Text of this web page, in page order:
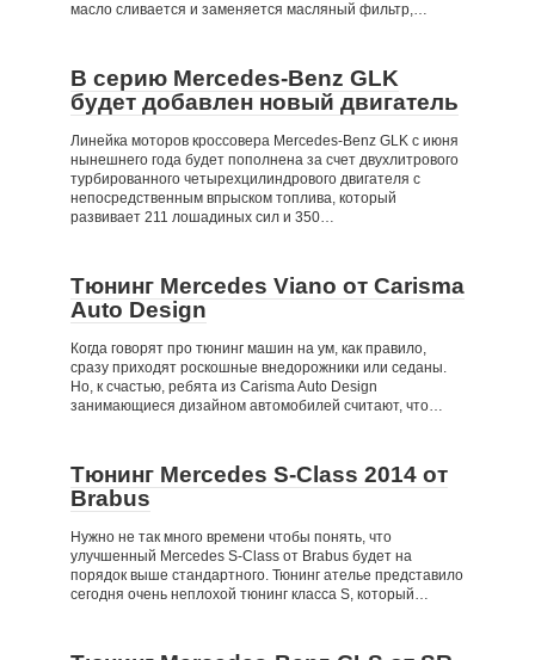
масло сливается и заменяется масляный фильтр,…
В серию Mercedes-Benz GLK
будет добавлен новый двигатель
Линейка моторов кроссовера Mercedes-Benz GLK с июня
нынешнего года будет пополнена за счет двухлитрового
турбированного четырехцилиндрового двигателя с
непосредственным впрыском топлива, который
развивает 211 лошадиных сил и 350…
Тюнинг Mercedes Viano от Carisma
Auto Design
Когда говорят про тюнинг машин на ум, как правило,
сразу приходят роскошные внедорожники или седаны.
Но, к счастью, ребята из Carisma Auto Design
занимающиеся дизайном автомобилей считают, что…
Тюнинг Mercedes S-Class 2014 от
Brabus
Нужно не так много времени чтобы понять, что
улучшенный Mercedes S-Class от Brabus будет на
порядок выше стандартного. Тюнинг ателье представило
сегодня очень неплохой тюнинг класса S, который…